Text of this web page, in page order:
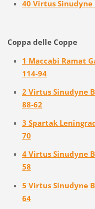
40 Virtus Sinudyne
Coppa delle Coppe
1 Maccabi Ramat
114-94
2 Virtus Sinudyne
88-62
3 Spartak
70
4 Virtus Sinudyne
58
5 Virtus Sinudyne
64